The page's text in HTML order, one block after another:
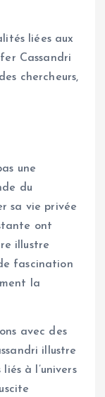
liées aux
Cassandri
chercheurs,
une
du
sa vie privée
ont
illustre
fascination
la
avec des
illustre
à l’univers